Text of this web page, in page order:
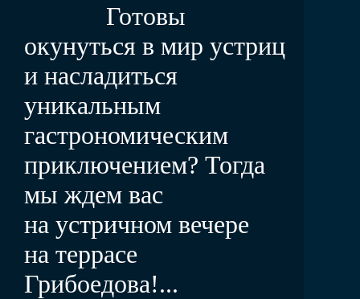
Готовы
окунуться в мир устриц
и насладиться
уникальным
гастрономическим
приключением? Тогда
мы ждем вас
на устричном вечере
на террасе
Грибоедова!...